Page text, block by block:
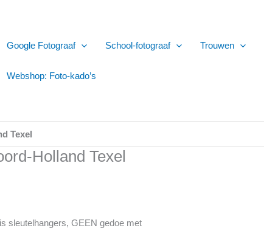
Google Fotograaf School-fotograaf Trouwen
Webshop: Foto-kado’s
Texel
Holland Texel
sleutelhangers, GEEN gedoe met